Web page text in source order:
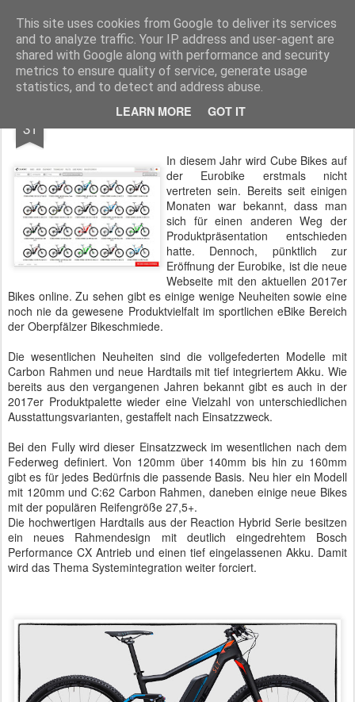
This site uses cookies from Google to deliver its services
and to analyze traffic. Your IP address and user-agent are
shared with Google along with performance and security
metrics to ensure quality of service, generate usage
statistics, and to detect and address abuse.
LEARN MORE GOT IT
Pedelec-Biker.de
Startseite Die Redaktion Über den Blog
31 Neuheiten: Cube eMountainbikes 2017
In diesem Jahr wird Cube Bikes auf
der Eurobike erstmals nicht
vertreten sein. Bereits seit einigen
Monaten war bekannt, dass man
sich für einen anderen Weg der
Produktpräsentation entschieden
hatte. Dennoch, pünktlich zur
Eröffnung der Eurobike, ist die neue
Webseite mit den aktuellen 2017er
Bikes online. Zu sehen gibt es einige wenige Neuheiten sowie eine
noch nie da gewesene Produktvielfalt im sportlichen eBike Bereich
der Oberpfälzer Bikeschmiede.
Die wesentlichen Neuheiten sind die vollgefederten Modelle mit
Carbon Rahmen und neue Hardtails mit tief integriertem Akku. Wie
bereits aus den vergangenen Jahren bekannt gibt es auch in der
2017er Produktpalette wieder eine Vielzahl von unterschiedlichen
Ausstattungsvarianten, gestaffelt nach Einsatzzweck.
Bei den Fully wird dieser Einsatzzweck im wesentlichen nach dem
Federweg definiert. Von 120mm über 140mm bis hin zu 160mm
gibt es für jedes Bedürfnis die passende Basis. Neu hier ein Modell
mit 120mm und C:62 Carbon Rahmen, daneben einige neue Bikes
mit der populären Reifengröße 27,5+.
Die hochwertigen Hardtails aus der Reaction Hybrid Serie besitzen
ein neues Rahmendesign mit deutlich eingedrehtem Bosch
Performance CX Antrieb und einen tief eingelassenen Akku. Damit
wird das Thema Systemintegration weiter forciert.